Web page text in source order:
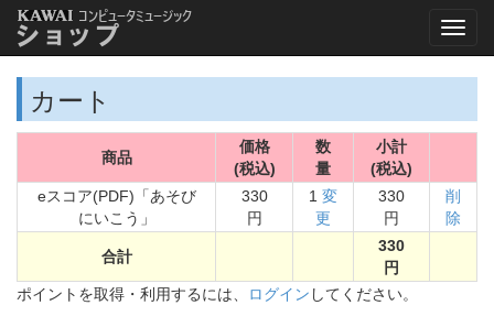
カート
商品
価格
(税込)
数
量
小計
(税込)
eスコア(PDF)「あそび
にいこう」
330
円
1 変
更
330
円
削
除
合計
330
円
ポイントを取得・利用するには、 ログイン してください。